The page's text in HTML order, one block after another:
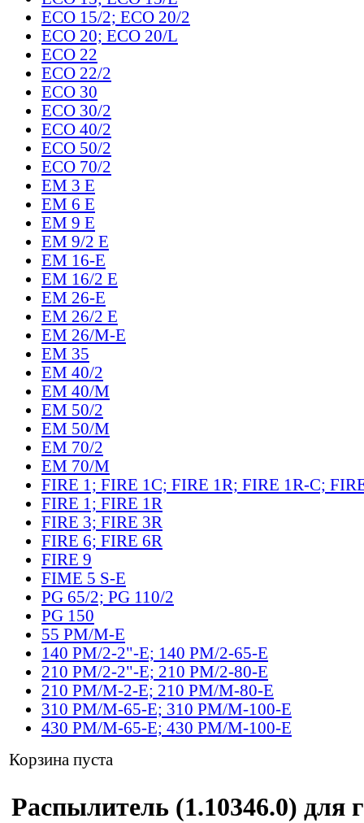
ECO 15/2; ECO 20/2
ECO 20; ECO 20/L
ECO 22
ECO 22/2
ECO 30
ECO 30/2
ECO 40/2
ECO 50/2
ECO 70/2
EM 3 E
EM 6 E
EM 9 E
EM 9/2 E
EM 16-E
EM 16/2 E
EM 26-E
EM 26/2 E
EM 26/M-E
EM 35
EM 40/2
EM 40/M
EM 50/2
EM 50/M
EM 70/2
EM 70/M
FIRE 1; FIRE 1C; FIRE 1R; FIRE 1R-C;
FIRE 1; FIRE 1R
FIRE 3; FIRE 3R
FIRE 6; FIRE 6R
FIRE 9
FIME 5 S-E
PG 65/2; PG 110/2
PG 150
55 PM/M-E
140 PM/2-2"-E; 140 PM/2-65-E
210 PM/2-2"-E; 210 PM/2-80-E
210 PM/M-2-E; 210 PM/M-80-E
310 PM/M-65-E; 310 PM/M-100-E
430 PM/M-65-E; 430 PM/M-100-E
Корзина пуста
Распылитель (1.10346.0)